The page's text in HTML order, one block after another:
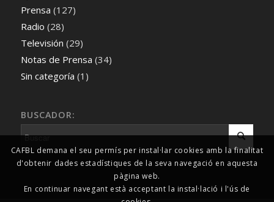
Prensa (127)
Radio (28)
Televisión (29)
Notas de Prensa (34)
Sin categoría (1)
BUSCADOR:
CAFBL demana el seu permís per instal·lar cookies amb la finalitat
d'obtenir dades estadístiques de la seva navegació en aquesta
pàgina web.
En continuar navegant està acceptant la instal·lació i l'ús de